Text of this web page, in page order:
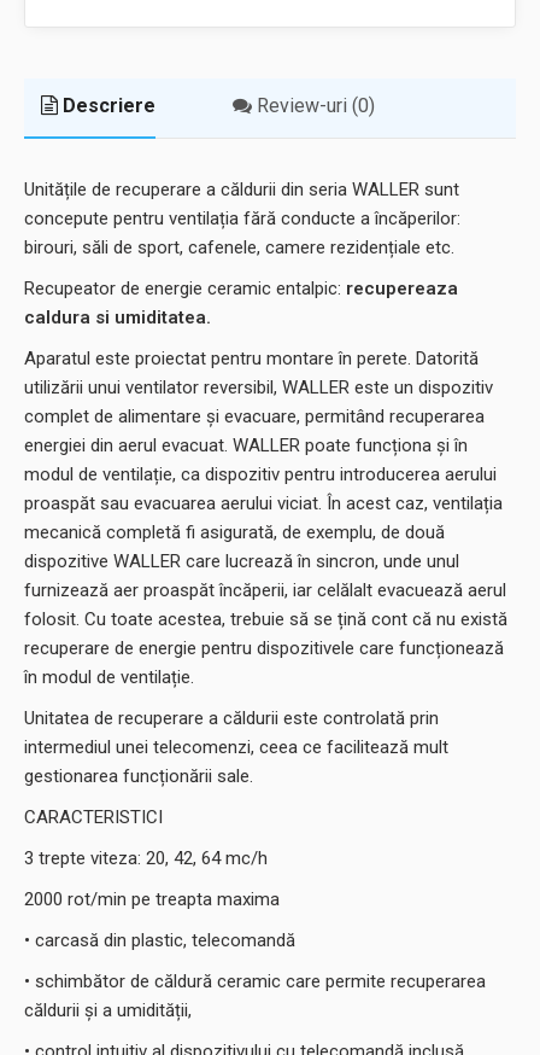
Descriere Review-uri (0)
Unitățile de recuperare a căldurii din seria WALLER sunt
concepute pentru ventilația fără conducte a încăperilor:
birouri, săli de sport, cafenele, camere rezidențiale etc.
Recupeator de energie ceramic entalpic: recupereaza
caldura si umiditatea.
Aparatul este proiectat pentru montare în perete. Datorită
utilizării unui ventilator reversibil, WALLER este un dispozitiv
complet de alimentare și evacuare, permitând recuperarea
energiei din aerul evacuat. WALLER poate funcționa și în
modul de ventilație, ca dispozitiv pentru introducerea aerului
proaspăt sau evacuarea aerului viciat. În acest caz, ventilația
mecanică completă fi asigurată, de exemplu, de două
dispozitive WALLER care lucrează în sincron, unde unul
furnizează aer proaspăt încăperii, iar celălalt evacuează aerul
folosit. Cu toate acestea, trebuie să se țină cont că nu există
recuperare de energie pentru dispozitivele care funcționează
în modul de ventilație.
Unitatea de recuperare a căldurii este controlată prin
intermediul unei telecomenzi, ceea ce facilitează mult
gestionarea funcționării sale.
CARACTERISTICI
3 trepte viteza: 20, 42, 64 mc/h
2000 rot/min pe treapta maxima
• carcasă din plastic, telecomandă
• schimbător de căldură ceramic care permite recuperarea
căldurii și a umidității,